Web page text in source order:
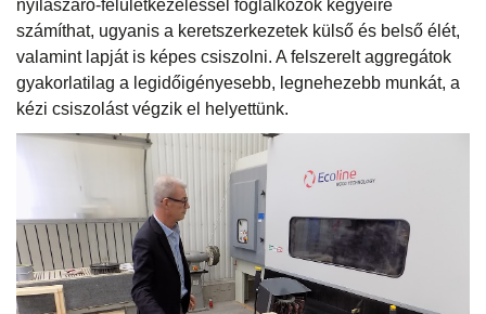
nyílászáró-felületkezeléssel foglalkozók kegyeire
számíthat, ugyanis a keretszerkezetek külső és belső élét,
valamint lapját is képes csiszolni. A felszerelt aggregátok
gyakorlatilag a legidőigényesebb, legnehezebb munkát, a
kézi csiszolást végzik el helyettünk.